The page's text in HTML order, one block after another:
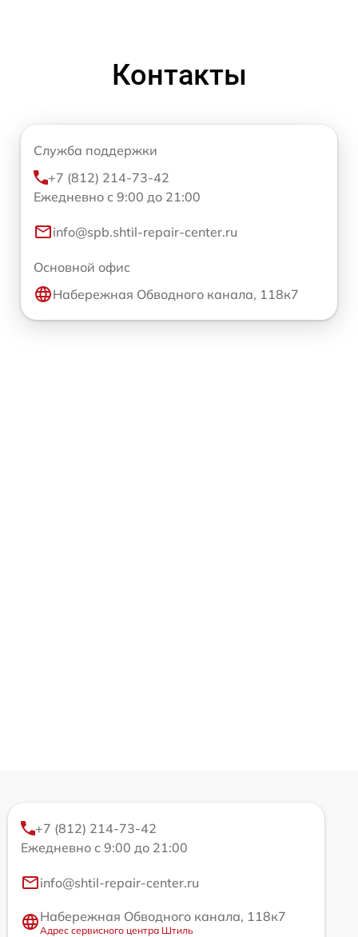
Контакты
Служба поддержки
+7 (812) 214-73-42
Ежедневно с 9:00 до 21:00
info@spb.shtil-repair-center.ru
Основной офис
Набережная Обводного канала, 118к7
+7 (812) 214-73-42
Ежедневно с 9:00 до 21:00
info@shtil-repair-center.ru
Набережная Обводного канала, 118к7
Адрес сервисного центра Штиль